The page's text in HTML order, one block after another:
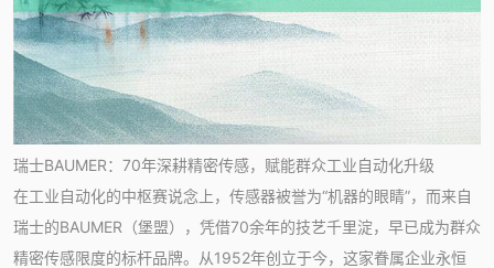
瑞士BAUMER：70年深耕精密传感，赋能群众工业自动化升级
在工业自动化的中枢赛说念上，传感器被誉为“机器的眼睛”，而来自
瑞士的BAUMER（堡盟），凭借70余年的技艺千里淀，早已成为群众
精密传感限度的标杆品牌。从1952年创立于今，这家眷属企业永恒